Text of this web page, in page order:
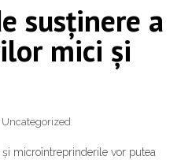
susținere a
mici și
Uncategorized
microîntreprinderile vor putea